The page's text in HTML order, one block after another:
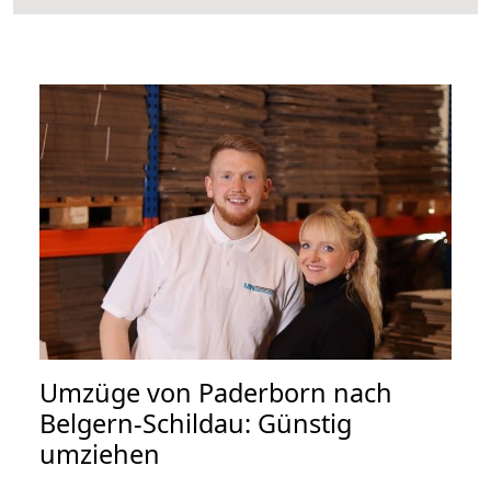
Umzüge von Paderborn nach
Belgern-Schildau: Günstig
umziehen